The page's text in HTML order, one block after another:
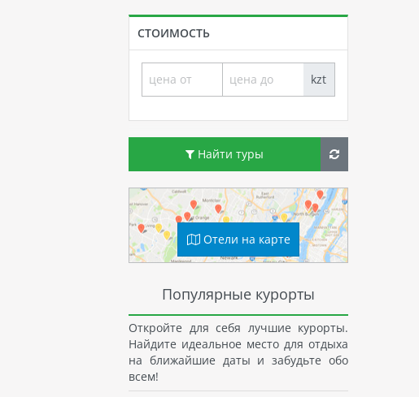
СТОИМОСТЬ
kzt
Найти туры
Отели на карте
Популярные курорты
Откройте для себя лучшие курорты.
Найдите идеальное место для отдыха
на ближайшие даты и забудьте обо
всем!